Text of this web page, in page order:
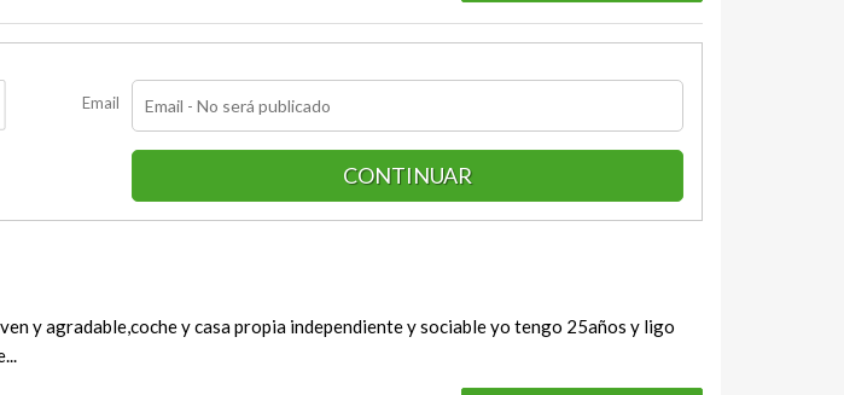
Email
CONTINUAR
y agradable,coche y casa propia independiente y sociable yo tengo 25años y ligo